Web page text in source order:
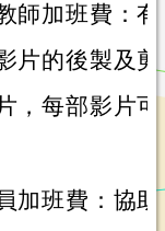
師加班費：
片的後製及
，每部影片
加班費：協